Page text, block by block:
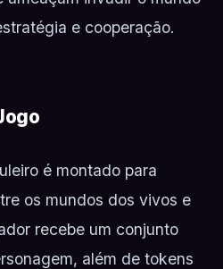
e cooperação.
é montado para
os mundos dos vivos e
recebe um conjunto
além de tokens